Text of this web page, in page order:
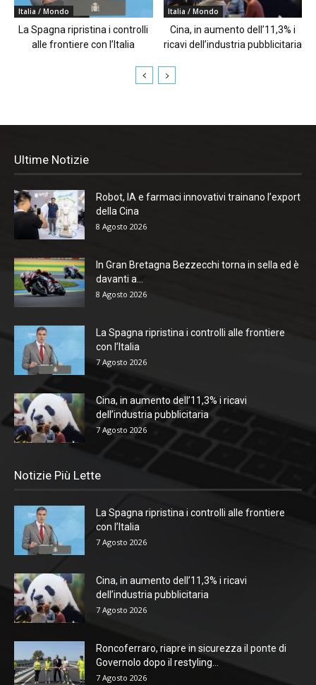
Italia / Mondo
La Spagna ripristina i controlli
alle frontiere con l’Italia
Italia / Mondo
Cina, in aumento dell’11,3% i
ricavi dell’industria pubblicitaria
Ultime Notizie
Robot, IA e farmaci innovativi trainano l’export
della Cina
8 Agosto 2026
In Gran Bretagna Bezzecchi torna in sella ed è
davanti a...
8 Agosto 2026
La Spagna ripristina i controlli alle frontiere
con l’Italia
7 Agosto 2026
Cina, in aumento dell’11,3% i ricavi
dell’industria pubblicitaria
7 Agosto 2026
Notizie Più Lette
La Spagna ripristina i controlli alle frontiere
con l’Italia
7 Agosto 2026
Cina, in aumento dell’11,3% i ricavi
dell’industria pubblicitaria
7 Agosto 2026
Roncoferraro, riapre in sicurezza il ponte di
Governolo dopo il restyling...
7 Agosto 2026